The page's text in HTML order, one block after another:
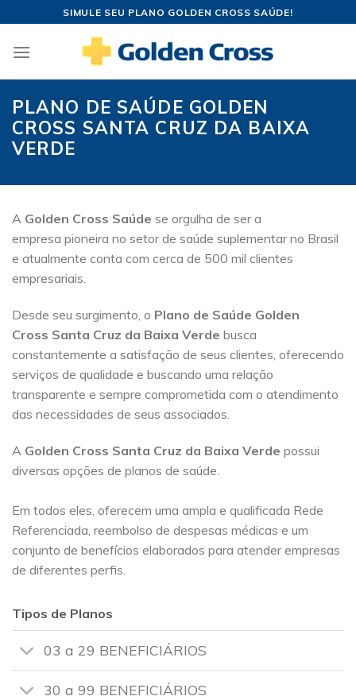
content
SIMULE SEU PLANO GOLDEN CROSS SAÚDE!
PLANO DE SAÚDE GOLDEN
CROSS SANTA CRUZ DA BAIXA
VERDE
A Golden Cross Saúde se orgulha de ser a
empresa pioneira no setor de saúde suplementar no Brasil
e atualmente conta com cerca de 500 mil clientes
empresariais.
Desde seu surgimento, o Plano de Saúde Golden
Cross Santa Cruz da Baixa Verde busca
constantemente a satisfação de seus clientes, oferecendo
serviços de qualidade e buscando uma relação
transparente e sempre comprometida com o atendimento
das necessidades de seus associados.
A Golden Cross Santa Cruz da Baixa Verde possui
diversas opções de planos de saúde.
Em todos eles, oferecem uma ampla e qualificada Rede
Referenciada, reembolso de despesas médicas e um
conjunto de benefícios elaborados para atender empresas
de diferentes perfis.
Tipos de Planos
03 a 29 BENEFICIÁRIOS
30 a 99 BENEFICIÁRIOS